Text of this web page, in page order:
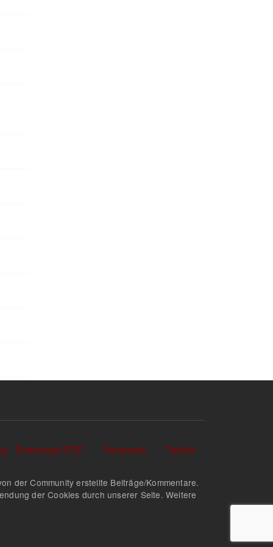
- Download PDF Facebook Twitter
der Community erstellte Beiträge/Kommentare.
der Cookies durch unserer Seite. Weitere